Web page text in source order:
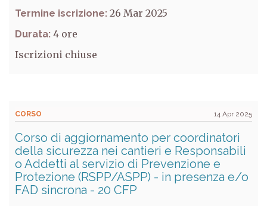
Termine iscrizione: 26 Mar 2025
Durata: 4
Iscrizioni chiuse
CORSO 14 Apr 2025
Corso di aggiornamento per coordinatori
della sicurezza nei cantieri e Responsabili
o Addetti al servizio di Prevenzione e
Protezione (RSPP/ASPP) - in presenza e/o
FAD sincrona - 20 CFP